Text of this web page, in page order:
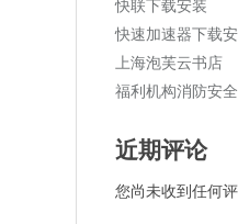
快联下载安装
快速加速器下载
上海泡芙云书店
福利机构消防安
近期评论
您尚未收到任何评